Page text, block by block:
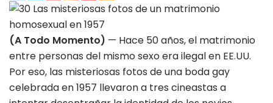
(A Todo Momento) — Hace 50 años, el matrimonio
entre personas del mismo sexo era ilegal en EE.UU.
Por eso, las misteriosas fotos de una boda gay
celebrada en 1957 llevaron a tres cineastas a